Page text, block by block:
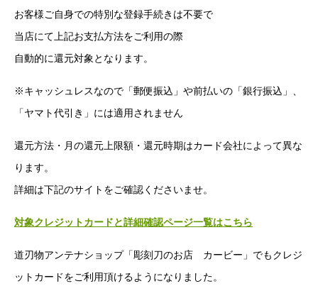
お客様ご自身での特別な登録手続きは不要で
当店にて上記お支払方法をご利用の際
自動的に還元対象となります。
※キャッシュレスなので「郵便振込」や前払いの「銀行振込」、
「ヤマト代引き」には適用されません
還元方法・月の還元上限額・還元時期はカード会社によって異な
ります。
詳細は下記のサイトをご確認くださいませ。
対象クレジットカードと詳細確認ページ一覧はこちら
道刃物アンテナショップ「彫刻刀のお店 カービー」でもクレジ
ットカードをご利用頂けるようになりました。